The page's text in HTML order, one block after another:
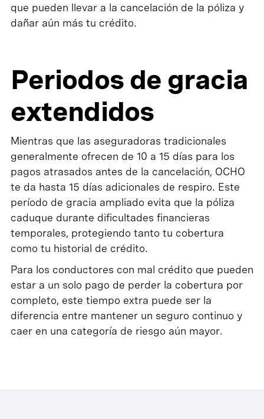
que pueden llevar a la cancelación de la póliza y
dañar aún más tu crédito.
Periodos de gracia
extendidos
Mientras que las aseguradoras tradicionales
generalmente ofrecen de 10 a 15 días para los
pagos atrasados antes de la cancelación, OCHO
te da hasta 15 días adicionales de respiro. Este
período de gracia ampliado evita que la póliza
caduque durante dificultades financieras
temporales, protegiendo tanto tu cobertura
como tu historial de crédito.
Para los conductores con mal crédito que pueden
estar a un solo pago de perder la cobertura por
completo, este tiempo extra puede ser la
diferencia entre mantener un seguro continuo y
caer en una categoría de riesgo aún mayor.